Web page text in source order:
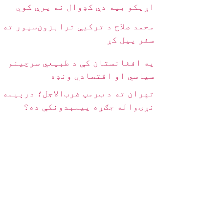
اړیکو بیه دې کډوال نه پرې کوي
محمد صلاح د ترکیې ترابزون‌سپور ته
سفر پیل کړ
په افغانستان کې د طبیعي سرچینو
سیاسي او اقتصادي ونډه
تهران ته د ټرمپ ضرب‌الاجل؛ درېیمه
نړۍواله جګړه پیلېدونکې ده؟